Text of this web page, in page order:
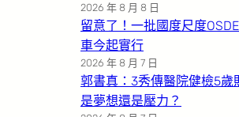
2026 年 8 月 8 日
留意了！一批國度尺度
車今起實行
2026 年 8 月 7 日
郭書真：3秀傳醫院健檢5歲
是夢想還是壓力？